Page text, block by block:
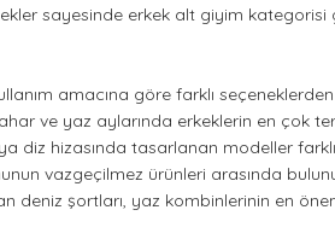
sayesinde erkek alt giyim kategorisi
amacına göre farklı
ve yaz aylarında erkeklerin en çok
diz hizasında tasarlanan modeller
vazgeçilmez ürünleri arasında
deniz şortları, yaz kombinlerinin en